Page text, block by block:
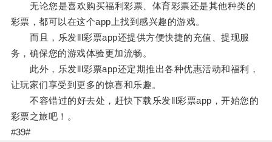
无论您是喜欢购买福利彩票、体育彩票还是其他种类的
彩票，都可以在这个app上找到感兴趣的游戏。
而且，乐发lll彩票app还提供方便快捷的充值、提现服
务，确保您的游戏体验更加流畅。
此外，乐发lll彩票app还定期推出各种优惠活动和福利，
让玩家们享受到更多的惊喜和乐趣。
不容错过的好去处，赶快下载乐发lll彩票app，开始您的
彩票之旅吧！。
#39#